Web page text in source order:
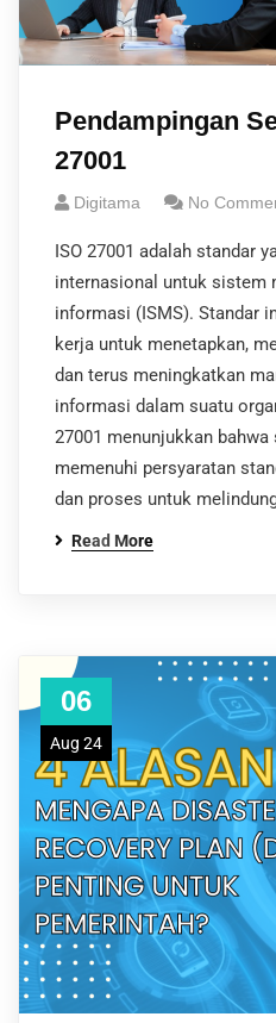
Pendampingan
27001
Digitama No
ISO 27001 adalah standar
internasional untuk sistem
informasi (ISMS). Standar
kerja untuk menetapkan,
dan terus meningkatkan
informasi dalam suatu
27001 menunjukkan
memenuhi persyaratan
dan proses untuk
Read More
06
Aug 24